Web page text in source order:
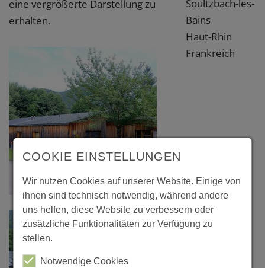
eine vergrößerte Darstellung zu
erhalten.
Soultzbach-les-
Bains
Haut-Rhin
Frankreich
COOKIE EINSTELLUNGEN
Wir nutzen Cookies auf unserer Website. Einige von
ihnen sind technisch notwendig, während andere
uns helfen, diese Website zu verbessern oder
zusätzliche Funktionalitäten zur Verfügung zu
stellen.
Notwendige Cookies